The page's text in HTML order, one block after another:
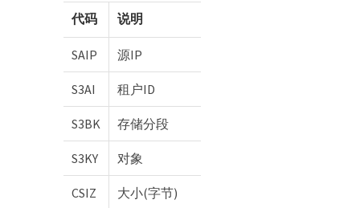
代码 说明
SAIP 源IP
S3AI 租户ID
S3BK 存储分段
S3KY 对象
CSIZ 大小(字节)